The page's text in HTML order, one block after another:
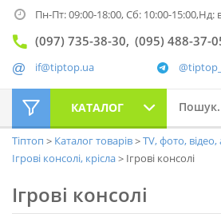
Пн-Пт: 09:00-18:00,Сб: 10:00-15:00,Нд:
(097) 735-38-30 (095) 488-37-
if@tiptop.ua
КАТАЛОГ
Тіптоп Каталог товарів
TV, фото, відео,
Ігрові консолі, крісла
Ігрові консолі
Ігрові консолі